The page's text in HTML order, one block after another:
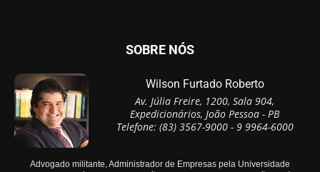
SOBRE NÓS
Wilson Furtado Roberto
Av. Júlia Freire, 1200, Sala 904,
Expedicionários, João Pessoa - PB
Telefone: (83) 3567-9000 - 9 9964-6000
Advogado militante, Administrador de Empresas pela Universidade